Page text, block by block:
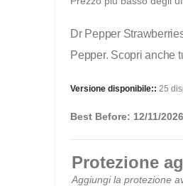
Dr Pepper
Pepper. Scopri anche
Versione disponibile:: 25
Best Before: 12/11/2026
Protezione
Aggiungi la protezione